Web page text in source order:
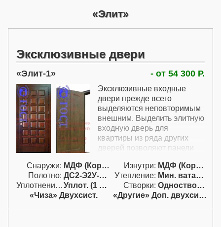
Элит
Эксклюзивные двери
Элит-1 - от 54 300 Р.
Эксклюзивные входные
двери прежде всего
выделяются неповторимым
внешним. Выделить элитную
входную дверь для
квартиры из ряда других
дверей позволяют панели
изготовления. Панели для
дверей эксклюзив можно
изготовить с любой
расцветкой и рисунком
фрезеровки. При этом
Снаружи: МДФ (Корея) Изнутри:
МДФ (Корея)
Полотно:
ДС2-Э2У-От2 Утепление:
Мин. вата / пенопл.
Уплотнение:
Уплот. (1 конт.) Створки:
Одностворчатая (А)
«Чиза» Двухсист.
«Другие» Доп. двухсист.